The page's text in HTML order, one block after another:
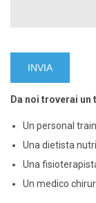
Da noi troverai
Un personal
Una dietista
Una
Un medico